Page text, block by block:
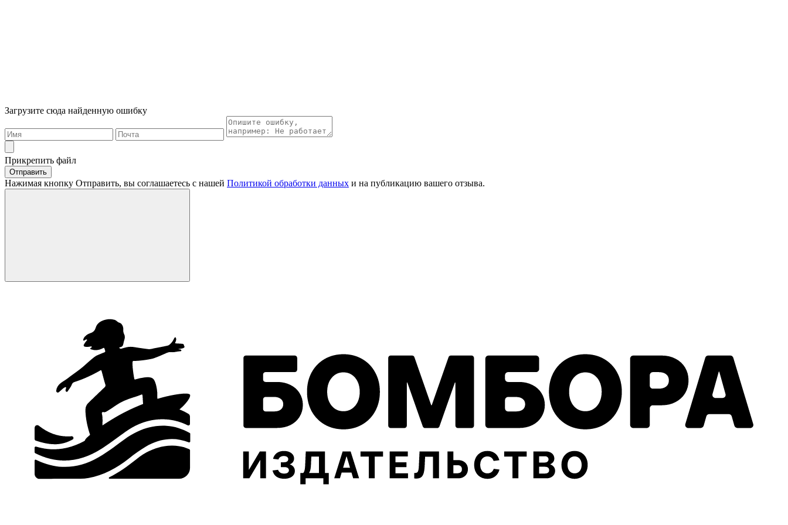
Загрузите сюда найденную ошибку
Прикрепить файл
Отправить
Нажимая кнопку Отправить, вы соглашаетесь с нашей Политикой обработки данных и на публикацию вашего отзыва.